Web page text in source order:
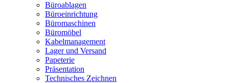
Büroablagen
Büroeinrichtung
Büromaschinen
Büromöbel
Kabelmanagement
Lager und Versand
Papeterie
Präsentation
Technisches Zeichnen